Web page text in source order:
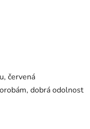
červená
dobrá odolnost